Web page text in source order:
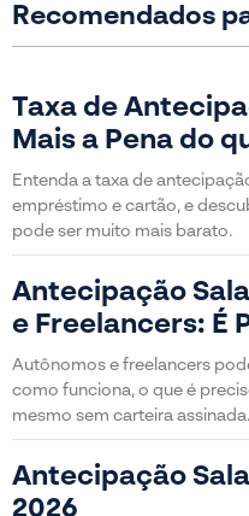
Recomendados
Taxa de
Mais a Pena do
Entenda a taxa de
empréstimo e cartão, e
pode ser muito mais barato.
Antecipação
e Freelancers: É
Autônomos e freelancers
como funciona, o que é
mesmo sem carteira assinada.
Antecipação
2026